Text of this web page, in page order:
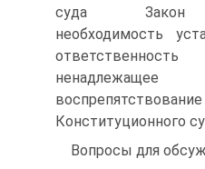
суда Закон
необходимость
ненадлежащее
Конституционного
Вопросы для